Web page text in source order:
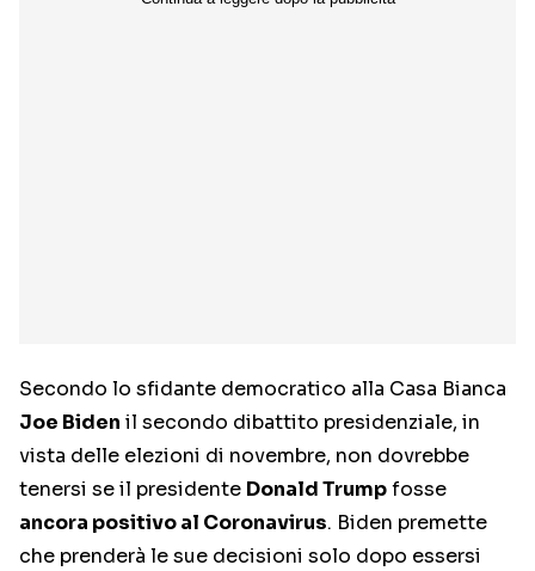
Secondo lo sfidante democratico alla Casa Bianca
Joe Biden il secondo dibattito presidenziale, in
vista delle elezioni di novembre, non dovrebbe
tenersi se il presidente Donald Trumpfosse
ancora positivo al Coronavirus. Biden premette
che prenderà le sue decisioni solo dopo essersi